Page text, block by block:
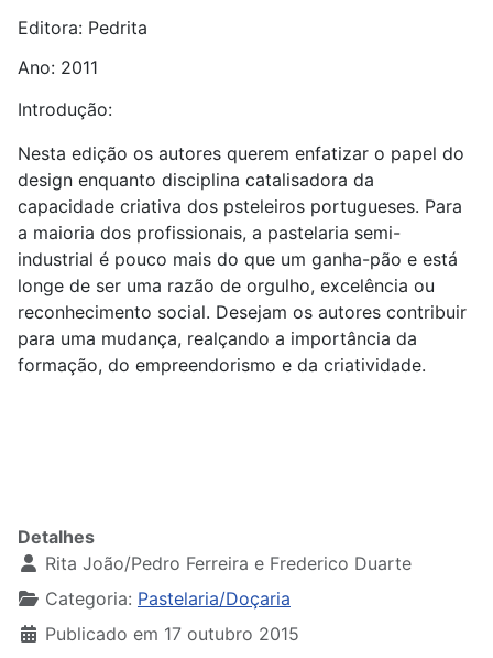
Editora: Pedrita
Ano: 2011
Introdução:
Nesta edição os autores querem enfatizar o papel do
design enquanto disciplina catalisadora da
capacidade criativa dos psteleiros portugueses. Para
a maioria dos profissionais, a pastelaria semi-
industrial é pouco mais do que um ganha-pão e está
longe de ser uma razão de orgulho, excelência ou
reconhecimento social. Desejam os autores contribuir
para uma mudança, realçando a importância da
formação, do empreendorismo e da criatividade.
Detalhes
Rita João/Pedro Ferreira e Frederico Duarte
Categoria: Pastelaria/Doçaria
Publicado em 17 outubro 2015